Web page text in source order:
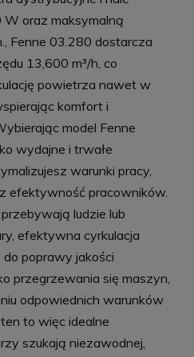
W oraz maksymalną
Fenne 03.280 dostarcza
13,600 m³/h, co
powietrza nawet w
komfort i
model Fenne
wydajne i trwałe
warunki pracy,
efektywność pracowników.
ludzie lub
efektywna cyrkulacja
poprawy jakości
przegrzewania się maszyn,
odpowiednich warunków
to więc idealne
szukają niezawodnej,